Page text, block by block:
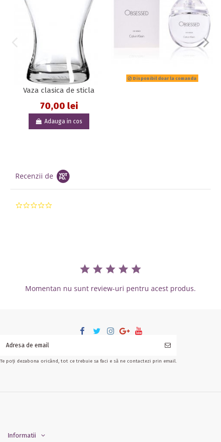
Vaza clasica de sticla
70,00 lei
Adauga in cos
Disponibil doar la comanda
Recenzii de
Momentan nu sunt review-uri pentru acest produs.
Te poți dezabona oricând, tot ce trebuie sa faci e să ne contactezi prin email.
Informatii